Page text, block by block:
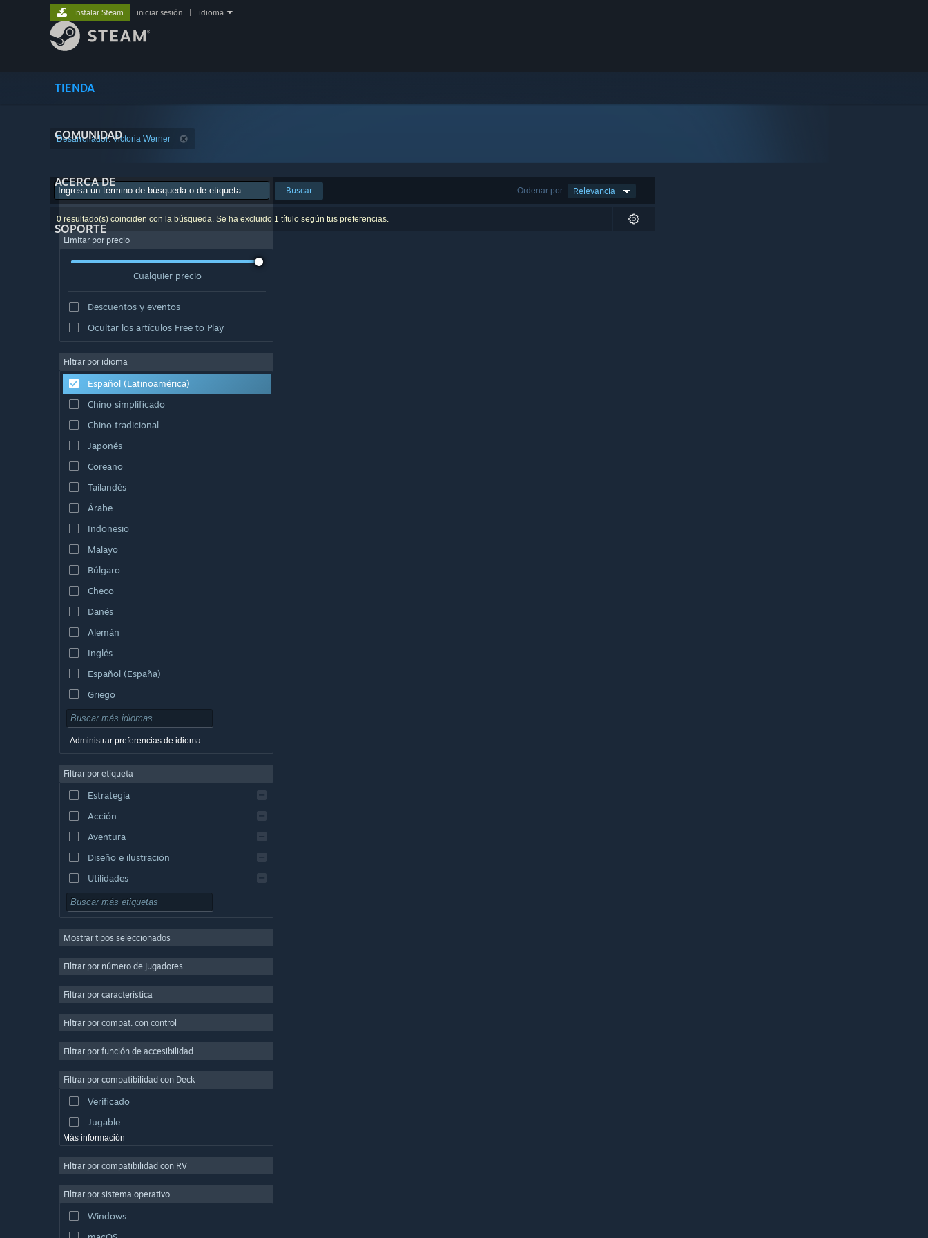
TIENDA
COMUNIDAD
ACERCA DE
SOPORTE
Instalar Steam iniciar sesión idioma
Desarrollador: Victoria Werner
Ordenar por Relevancia
Buscar
0 resultado(s) coinciden con la búsqueda. Se ha excluido 1 título según tus preferencias.
Limitar por precio
Cualquier precio
Descuentos y eventos
Ocultar los artículos Free to Play
Filtrar por idioma
Español (Latinoamérica)
Chino simplificado
Chino tradicional
Japonés
Coreano
Tailandés
Árabe
Indonesio
Malayo
Búlgaro
Checo
Danés
Alemán
Inglés
Español (España)
Griego
Administrar preferencias de idioma
Filtrar por etiqueta
Estrategia
Acción
Aventura
Diseño e ilustración
Utilidades
Free to Play
Multijugador masivo
Casuales
Simuladores
Producción de video
Edición fotográfica
Mostrar tipos seleccionados
Filtrar por número de jugadores
Filtrar por característica
Filtrar por compat. con control
Filtrar por función de accesibilidad
Filtrar por compatibilidad con Deck
Verificado
Jugable
Más información
Filtrar por compatibilidad con RV
Filtrar por sistema operativo
Windows